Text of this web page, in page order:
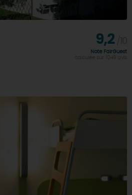
9,2
Note FairGuest
calculée sur 1049 avis